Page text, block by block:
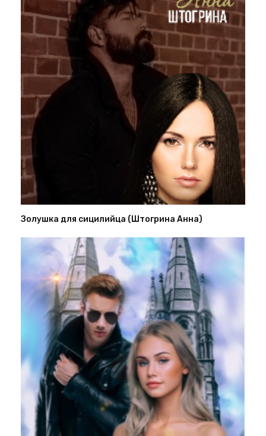
Золушка для сицилийца (Штогрина Анна)